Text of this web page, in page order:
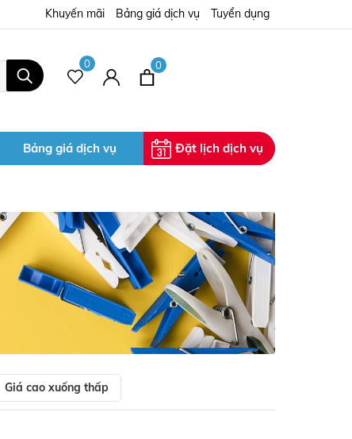
Khuyến mãi Bảng giá dịch vụ Tuyển dụng
0 0
Bảng giá dịch vụ Đặt lịch dịch vụ
Giá cao xuống thấp